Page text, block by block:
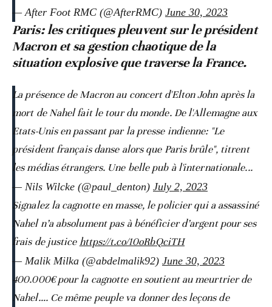
— After Foot RMC (@AfterRMC) June 30, 2023
Paris: les critiques pleuvent sur le président
Macron et sa gestion chaotique de la
situation explosive que traverse la France.
La présence de Macron au concert d'Elton John après la
mort de Nahel fait le tour du monde. De l'Allemagne aux
Etats-Unis en passant par la presse indienne: "Le
président français danse alors que Paris brûle", titrent
les médias étrangers. Une belle pub à l'internationale...
— Nils Wilcke (@paul_denton) July 2, 2023
Signalez la cagnotte en masse, le policier qui a assassiné
Nahel n’a absolument pas à bénéficier d’argent pour ses
frais de justicehttps://t.co/10oRbQciTH
— Malik Milka (@abdelmalik92) June 30, 2023
400.000€ pour la cagnotte en soutient au meurtrier de
Nahel…. Ce même peuple va donner des leçons de